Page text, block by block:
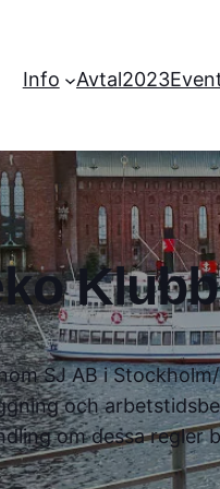
Info Avtal2023
SJ AB i
och
om dessa regler